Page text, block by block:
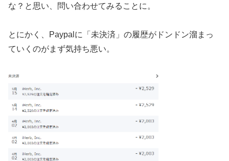
な？と思い、問い合わせてみることに。
とにかく、Paypalに「未決済」の履歴がドンドン溜まっ
ていくのがまず気持ち悪い。